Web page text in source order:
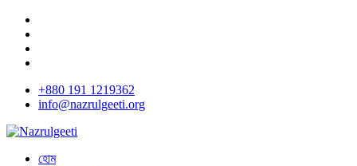
+880 191 1219362
info@nazrulgeeti.org
হোম